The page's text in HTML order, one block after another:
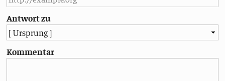
Antwort zu
Kommentar